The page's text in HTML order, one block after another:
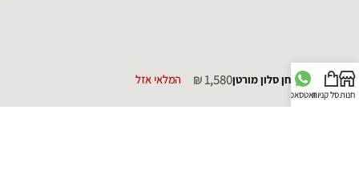
חנותסל קניותוואטסאפ
שולחן סלון מורטן ₪1,580 המלאי אזל